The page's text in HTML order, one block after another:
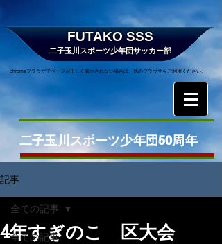
FUTAKO SSS
二子玉川スポーツ少年団サッカー部
chromeブラウザでページが正しく表示されない場合は、他のブラウザをご利用ください。
二子玉川スポーツ少年団50周年
記事
全ての記事
全ての記事
4年すぎのこ 区大会